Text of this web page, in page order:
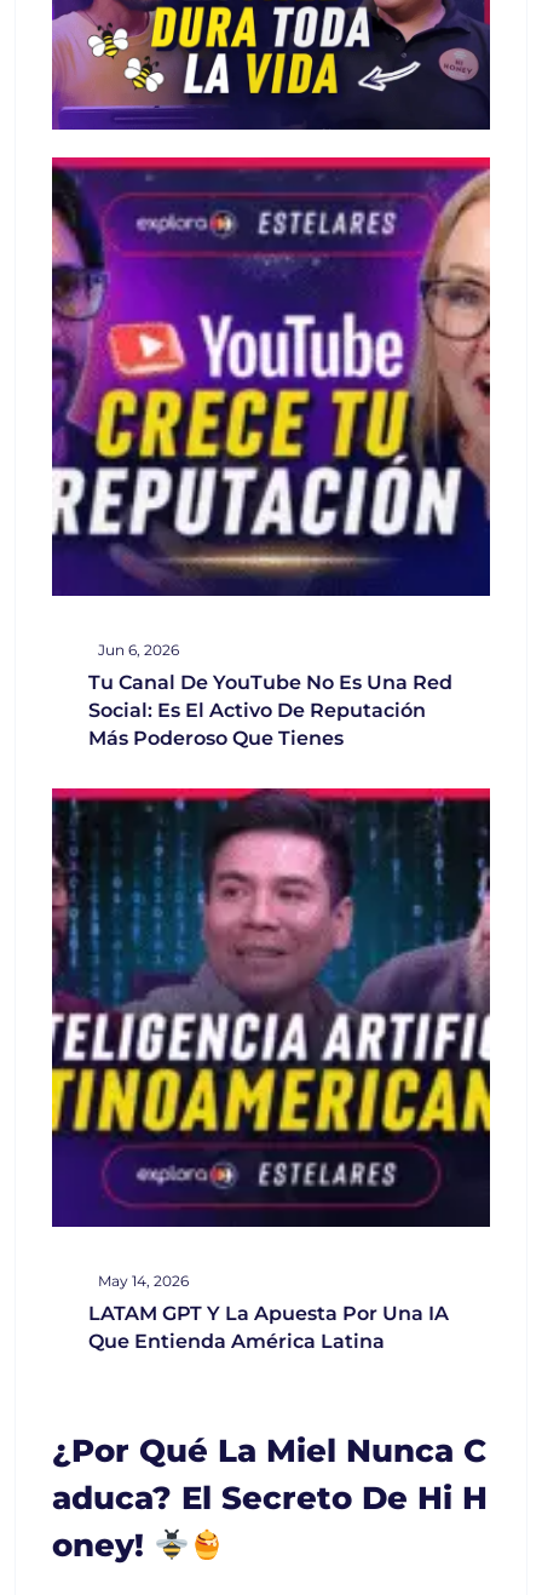
Jun 6, 2026
Tu Canal De YouTube No Es Una Red
Social: Es El Activo De Reputación
Más Poderoso Que Tienes
May 14, 2026
LATAM GPT Y La Apuesta Por Una IA
Que Entienda América Latina
¿Por Qué La Miel Nunca C
Aduca? El Secreto De Hi H
Oney!